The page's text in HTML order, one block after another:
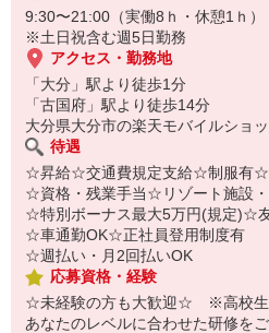
9:30〜21:00（実働8ｈ・休憩1ｈ）
※土日祝含む週5日勤務
アクセス・勤務地
「大分」駅より徒歩1分
「古国府」駅より徒歩14分
大分県大分市の楽天モバイルショ
待遇
☆昇給☆交通費規定支給☆制服有☆
☆資格・残業手当☆リゾート施設
☆特別ボーナス最大5万円(規定)☆
☆車通勤OK☆正社員登用制度有
☆週払い・月2回払いOK
応募資格・経験
☆未経験の方も大歓迎☆ ※高校生
あなたのレベルに合わせた研修を